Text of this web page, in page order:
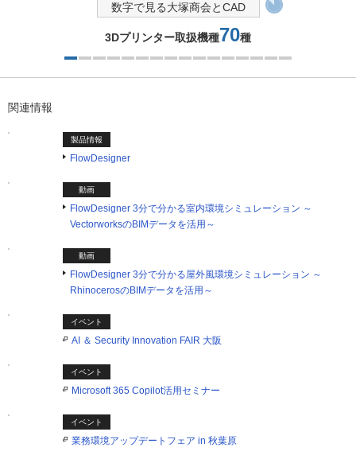
数字で見る大塚商会とCAD
3Dプリンター取扱機種70種
関連情報
製品情報
FlowDesigner
動画
FlowDesigner 3分で分かる室内環境シミュレーション ～
VectorworksのBIMデータを活用～
動画
FlowDesigner 3分で分かる屋外風環境シミュレーション ～
RhinocerosのBIMデータを活用～
イベント
AI ＆ Security Innovation FAIR 大阪
イベント
Microsoft 365 Copilot活用セミナー
イベント
業務環境アップデートフェア in 秋葉原